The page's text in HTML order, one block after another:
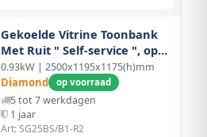
Gekoelde Vitrine Toonbank
Met Ruit " Self-service ", op
Sokkels
0.93kW | 2500x1195x1175(h)mm
Diamond op voorraad
5 tot 7 werkdagen
1 jaar
Art: SG25BS/B1-R2